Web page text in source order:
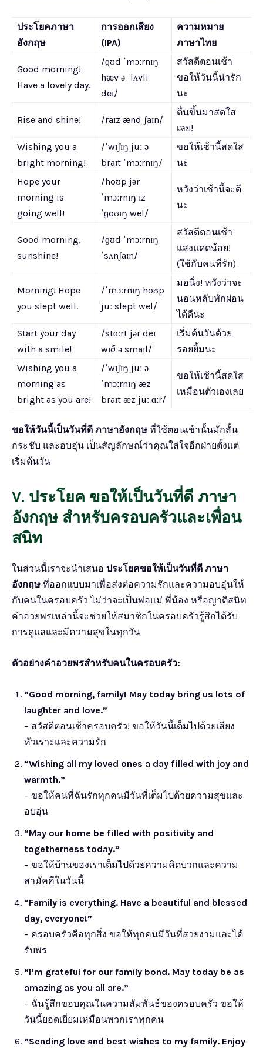
ประโยคภาษา
อังกฤษ
การออกเสียง
(IPA)
ความหมาย
ภาษาไทย
Good morning!
Have a lovely day.
/ɡʊd ˈmɔːrnɪŋ
hæv ə ˈlʌvli
deɪ/
สวัสดีตอนเช้า
ขอให้วันนี้น่ารัก
นะ
Rise and shine! /raɪz ænd ʃaɪn/
ตื่นขึ้นมาสดใส
เลย!
Wishing you a
bright morning!
/ˈwɪʃɪŋ juː ə
braɪt ˈmɔːrnɪŋ/
ขอให้เช้านี้สดใส
นะ
Hope your
morning is
going well!
/hoʊp jər
ˈmɔːrnɪŋ ɪz
ˈɡoʊɪŋ wel/
หวังว่าเช้านี้จะดี
นะ
Good morning,
sunshine!
/ɡʊd ˈmɔːrnɪŋ
ˈsʌnʃaɪn/
สวัสดีตอนเช้า
แสงแดดน้อย!
(ใช้กับคนที่รัก)
Morning! Hope
you slept well.
/ˈmɔːrnɪŋ hoʊp
juː slept wel/
มอนิ่ง! หวังว่าจะ
นอนหลับพักผ่อน
ได้ดีนะ
Start your day
with a smile!
/stɑːrt jər deɪ
wɪð ə smaɪl/
เริ่มต้นวันด้วย
รอยยิ้มนะ
Wishing you a
morning as
bright as you are!
/ˈwɪʃɪŋ juː ə
ˈmɔːrnɪŋ æz
braɪt æz juː ɑːr/
ขอให้เช้านี้สดใส
เหมือนตัวเองเลย
ขอให้วันนี้เป็นวันที่ดี ภาษาอังกฤษ ที่ใช้ตอนเช้านั้นมักสั้น
กระชับ และอบอุ่น เป็นสัญลักษณ์ว่าคุณใส่ใจอีกฝ่ายตั้งแต่
เริ่มต้นวัน
V. ประโยค ขอให้เป็นวันที่ดี ภาษา
อังกฤษ สำหรับครอบครัวและเพื่อน
สนิท
ในส่วนนี้เราจะนำเสนอ ประโยคขอให้เป็นวันที่ดี ภาษา
อังกฤษ ที่ออกแบบมาเพื่อส่งต่อความรักและความอบอุ่นให้
กับคนในครอบครัว ไม่ว่าจะเป็นพ่อแม่ พี่น้อง หรือญาติสนิท
คำอวยพรเหล่านี้จะช่วยให้สมาชิกในครอบครัวรู้สึกได้รับ
การดูแลและมีความสุขในทุกวัน
ตัวอย่างคำอวยพรสำหรับคนในครอบครัว:
“Good morning, family! May today bring us lots of
laughter and love.”
– สวัสดีตอนเช้าครอบครัว! ขอให้วันนี้เต็มไปด้วยเสียง
หัวเราะและความรัก
“Wishing all my loved ones a day filled with joy and
warmth.”
– ขอให้คนที่ฉันรักทุกคนมีวันที่เต็มไปด้วยความสุขและ
อบอุ่น
“May our home be filled with positivity and
togetherness today.”
– ขอให้บ้านของเราเต็มไปด้วยความคิดบวกและความ
สามัคคีในวันนี้
“Family is everything. Have a beautiful and blessed
day, everyone!”
– ครอบครัวคือทุกสิ่ง ขอให้ทุกคนมีวันที่สวยงามและได้
รับพร
“I’m grateful for our family bond. May today be as
amazing as you all are.”
– ฉันรู้สึกขอบคุณในความสัมพันธ์ของครอบครัว ขอให้
วันนี้ยอดเยี่ยมเหมือนพวกเราทุกคน
“Sending love and best wishes to my family. Enjoy